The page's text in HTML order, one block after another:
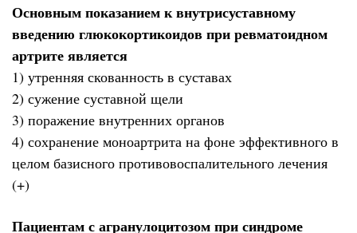
Основным показанием к внутрисуставному
введению глюкокортикоидов при ревматоидном
артрите является
1) утренняя скованность в суставах
2) сужение суставной щели
3) поражение внутренних органов
4) сохранение моноартрита на фоне эффективного в
целом базисного противовоспалительного лечения
(+)
Пациентам с агранулоцитозом при синдроме